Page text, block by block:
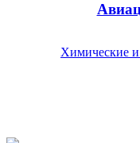
Химические